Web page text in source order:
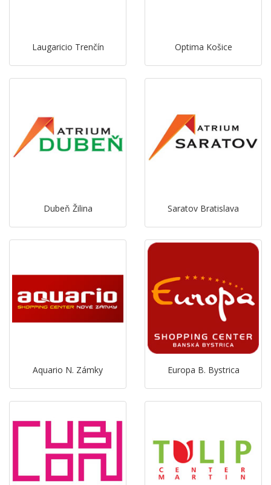
Laugaricio Trenčín Optima Košice
Dubeň Žilina Saratov Bratislava
Aquario N. Zámky Europa B. Bystrica